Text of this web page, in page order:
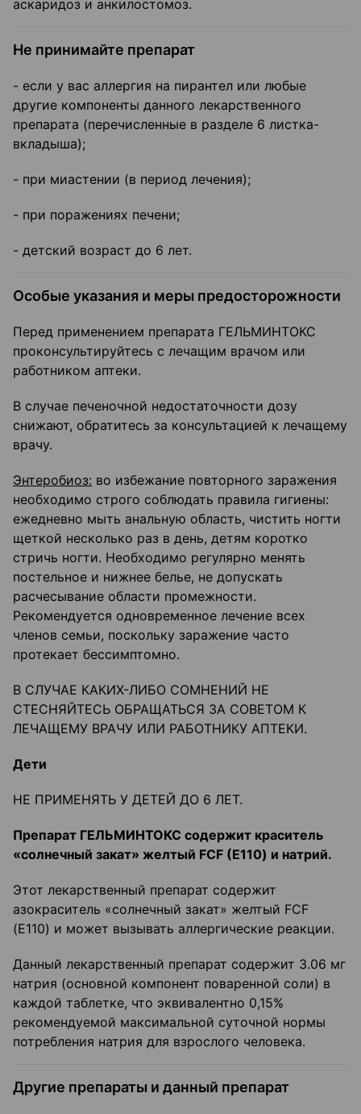
аскаридоз и анкилостомоз.
Не принимайте препарат
- если у вас аллергия на пирантел или любые
другие компоненты данного лекарственного
препарата (перечисленные в разделе 6 листка-
вкладыша);
- при миастении (в период лечения);
- при поражениях печени;
- детский возраст до 6 лет.
Особые указания и меры предосторожности
Перед применением препарата ГЕЛЬМИНТОКС
проконсультируйтесь с лечащим врачом или
работником аптеки.
В случае печеночной недостаточности дозу
снижают, обратитесь за консультацией к лечащему
врачу.
Энтеробиоз: во избежание повторного заражения
необходимо строго соблюдать правила гигиены:
ежедневно мыть анальную область, чистить ногти
щеткой несколько раз в день, детям коротко
стричь ногти. Необходимо регулярно менять
постельное и нижнее белье, не допускать
расчесывание области промежности.
Рекомендуется одновременное лечение всех
членов семьи, поскольку заражение часто
протекает бессимптомно.
В СЛУЧАЕ КАКИХ-ЛИБО СОМНЕНИЙ НЕ
СТЕСНЯЙТЕСЬ ОБРАЩАТЬСЯ ЗА СОВЕТОМ К
ЛЕЧАЩЕМУ ВРАЧУ ИЛИ РАБОТНИКУ АПТЕКИ.
Дети
НЕ ПРИМЕНЯТЬ У ДЕТЕЙ ДО 6 ЛЕТ.
Препарат ГЕЛЬМИНТОКС содержит краситель
«солнечный закат» желтый FCF (Е110) и натрий.
Этот лекарственный препарат содержит
азокраситель «солнечный закат» желтый FCF
(Е110) и может вызывать аллергические реакции.
Данный лекарственный препарат содержит 3.06 мг
натрия (основной компонент поваренной соли) в
каждой таблетке, что эквивалентно 0,15%
рекомендуемой максимальной суточной нормы
потребления натрия для взрослого человека.
Другие препараты и данный препарат